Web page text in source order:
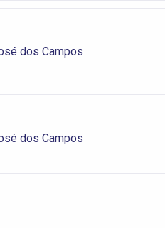
dos Campos
dos Campos